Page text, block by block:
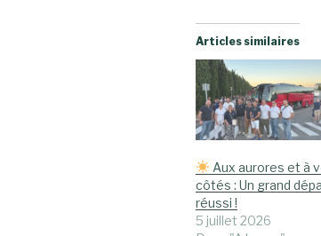
Articles similaires
Aux aurores et à
côtés : Un grand
réussi !
5 juillet 2026